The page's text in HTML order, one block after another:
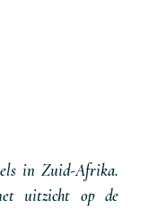
in Zuid-Afrika.
uitzicht op de